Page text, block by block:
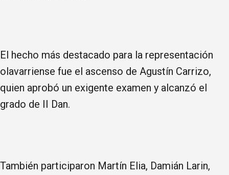
El hecho más destacado para la representación
olavarriense fue el ascenso de Agustín Carrizo,
quien aprobó un exigente examen y alcanzó el
grado de II Dan.
También participaron Martín Elia, Damián Larin,